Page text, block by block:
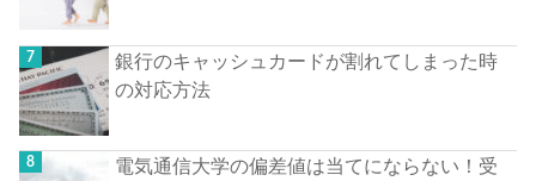
銀行のキャッシュカードが割れてしまった時
の対応方法
電気通信大学の偏差値は当てにならない！受